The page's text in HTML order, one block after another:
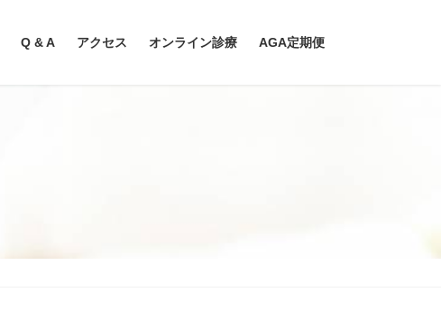
Q & A アクセス オンライン診療 AGA定期便